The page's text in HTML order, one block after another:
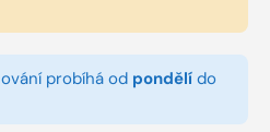
probíhá od pondělí do